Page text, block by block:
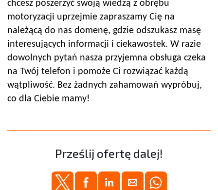
chcesz poszerzyć swoją wiedzą z obrębu
motoryzacji uprzejmie zapraszamy Cię na
należącą do nas domenę, gdzie odszukasz masę
interesujących informacji i ciekawostek. W razie
dowolnych pytań nasza przyjemna obsługa czeka
na Twój telefon i pomoże Ci rozwiązać każdą
wątpliwość. Bez żadnych zahamowań wypróbuj,
co dla Ciebie mamy!
Prześlij ofertę dalej!